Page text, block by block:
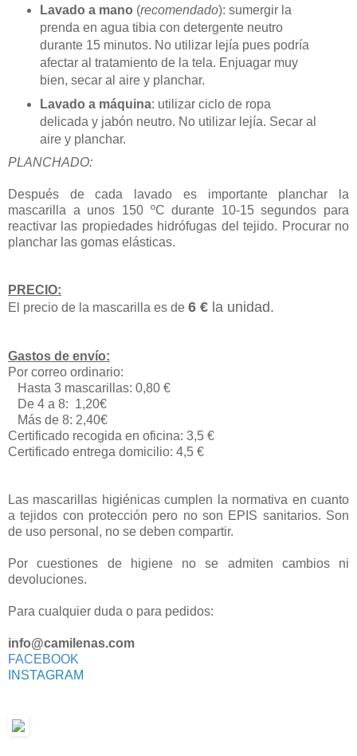
Lavado a mano (recomendado): sumergir la
prenda en agua tibia con detergente neutro
durante 15 minutos. No utilizar lejía pues podría
afectar al tratamiento de la tela. Enjuagar muy
bien, secar al aire y planchar.
Lavado a máquina: utilizar ciclo de ropa
delicada y jabón neutro. No utilizar lejía. Secar al
aire y planchar.
PLANCHADO:
Después de cada lavado es importante planchar la
mascarilla a unos 150 ºC durante 10-15 segundos para
reactivar las propiedades hidrófugas del tejido. Procurar no
planchar las gomas elásticas.
PRECIO:
El precio de la mascarilla es de 6 € la unidad.
Gastos de envío:
Por correo ordinario:
Hasta 3 mascarillas: 0,80 €
De 4 a 8: 1,20€
Más de 8: 2,40€
Certificado recogida en oficina: 3,5 €
Certificado entrega domicilio: 4,5 €
Las mascarillas higiénicas cumplen la normativa en cuanto
a tejidos con protección pero no son EPIS sanitarios. Son
de uso personal, no se deben compartir.
Por cuestiones de higiene no se admiten cambios ni
devoluciones.
Para cualquier duda o para pedidos:
info@camilenas.com
FACEBOOK
INSTAGRAM